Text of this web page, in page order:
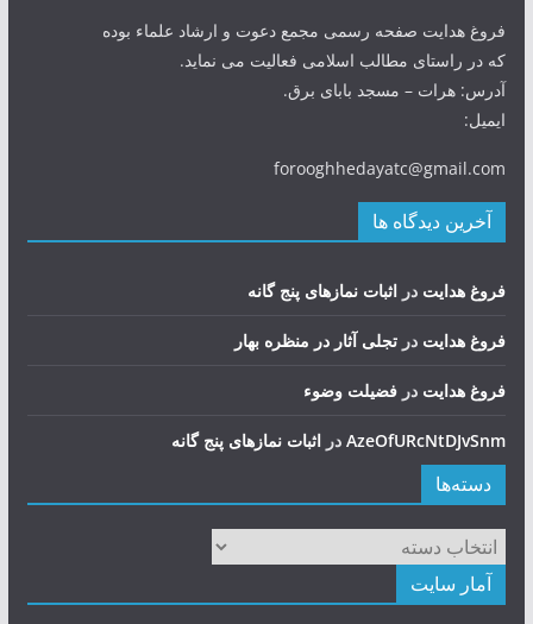
فروغ هدایت صفحه رسمی مجمع دعوت و ارشاد علماء بوده
که در راستای مطالب اسلامی فعالیت می نماید.
آدرس: هرات – مسجد بابای برق.
ایمیل:
forooghhedayatc@gmail.com
آخرین دیدگاه ها
فروغ هدایت در اثبات نمازهای پنج گانه
فروغ هدایت در تجلی آثار در منظره بهار
فروغ هدایت در فضيلت وضوء
AzeOfURcNtDJvSnmدر اثبات نمازهای پنج گانه
دسته‌ها
دسته‌ها
آمار سایت